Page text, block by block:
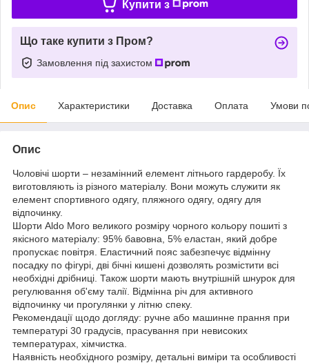
Купити з
Що таке купити з Пром?
Замовлення під захистом
Опис Характеристики Доставка Оплата Умови
Опис
Чоловічі шорти – незамінний елемент літнього гардеробу. Їх
виготовляють із різного матеріалу. Вони можуть служити як
елемент спортивного одягу, пляжного одягу, одягу для
відпочинку.
Шорти Aldo Moro великого розміру чорного кольору пошиті з
якісного матеріалу: 95% бавовна, 5% еластан, який добре
пропускає повітря. Еластичний пояс забезпечує відмінну
посадку по фігурі, дві бічні кишені дозволять розмістити всі
необхідні дрібниці. Також шорти мають внутрішній шнурок для
регулювання об'єму талії. Відмінна річ для активного
відпочинку чи прогулянки у літню спеку.
Рекомендації щодо догляду: ручне або машинне прання при
температурі 30 градусів, прасування при невисоких
температурах, хімчистка.
Наявність необхідного розміру, детальні виміри та особливості